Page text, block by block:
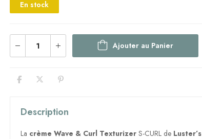
En stock
Ajouter au Panier
Description
La crème Wave & Curl Texturizer S-CURL de Luster’s